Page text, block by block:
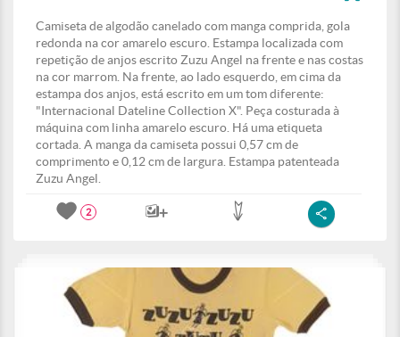
Camiseta de algodão canelado com manga comprida, gola
redonda na cor amarelo escuro. Estampa localizada com
repetição de anjos escrito Zuzu Angel na frente e nas costas
na cor marrom. Na frente, ao lado esquerdo, em cima da
estampa dos anjos, está escrito em um tom diferente:
"Internacional Dateline Collection X". Peça costurada à
máquina com linha amarelo escuro. Há uma etiqueta
cortada. A manga da camiseta possui 0,57 cm de
comprimento e 0,12 cm de largura. Estampa patenteada
Zuzu Angel.
2